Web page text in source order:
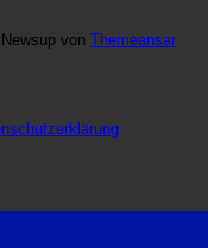
von Themeansar